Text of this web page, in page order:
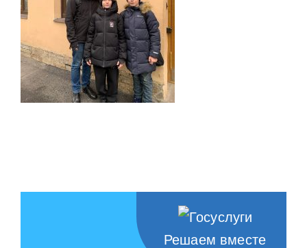
Решаем вместе